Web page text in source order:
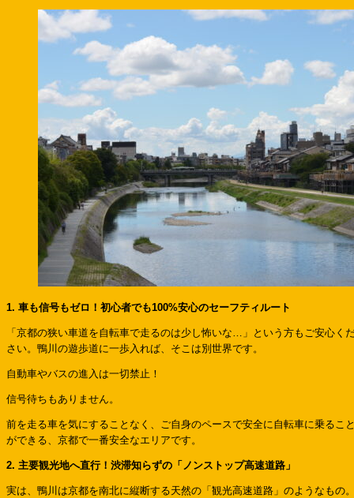
1. 車も信号もゼロ！初心者でも100%安心のセーフティルート
「京都の狭い車道を自転車で走るのは少し怖いな…」という方もご安心く
さい。鴨川の遊歩道に一歩入れば、そこは別世界です。
自動車やバスの進入は一切禁止！
信号待ちもありません。
前を走る車を気にすることなく、ご自身のペースで安全に自転車に乗るこ
ができる、京都で一番安全なエリアです。
2. 主要観光地へ直行！渋滞知らずの「ノンストップ高速道路」
実は、鴨川は京都を南北に縦断する天然の「観光高速道路」のようなもの